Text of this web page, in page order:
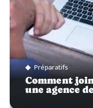
Préparatifs
Comment
une agence